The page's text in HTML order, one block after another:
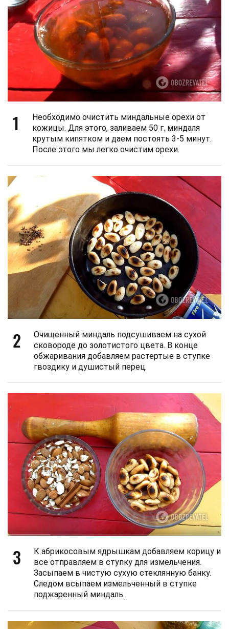
1
Необходимо очистить миндальные орехи от
кожицы. Для этого, заливаем 50 г. миндаля
крутым кипятком и даем постоять 3-5 минут.
После этого мы легко очистим орехи.
2
Очищенный миндаль подсушиваем на сухой
сковороде до золотистого цвета. В конце
обжаривания добавляем растертые в ступке
гвоздику и душистый перец.
3
К абрикосовым ядрышкам добавляем корицу и
все отправляем в ступку для измельчения.
Засыпаем в чистую сухую стеклянную банку.
Следом всыпаем измельченный в ступке
поджаренный миндаль.